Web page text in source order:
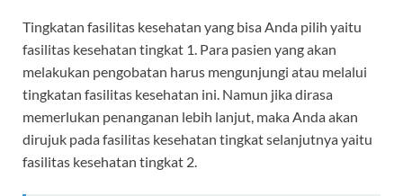
Tingkatan fasilitas kesehatan yang bisa Anda pilih yaitu
fasilitas kesehatan tingkat 1. Para pasien yang akan
melakukan pengobatan harus mengunjungi atau melalui
tingkatan fasilitas kesehatan ini. Namun jika dirasa
memerlukan penanganan lebih lanjut, maka Anda akan
dirujuk pada fasilitas kesehatan tingkat selanjutnya yaitu
fasilitas kesehatan tingkat 2.